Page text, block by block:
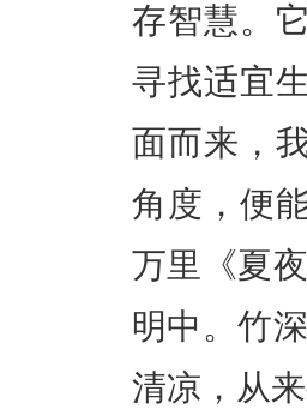
存智慧。
寻找适宜
面而来，
角度，便
万里《夏
明中。竹
清凉，从